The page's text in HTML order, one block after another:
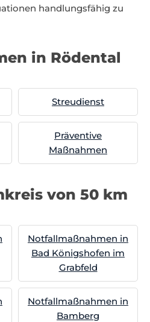
handlungsfähig zu
in Rödental
Streudienst
Präventive
Maßnahmen
von 50 km
Notfallmaßnahmen in
Bad Königshofen im
Grabfeld
Notfallmaßnahmen in
Bamberg